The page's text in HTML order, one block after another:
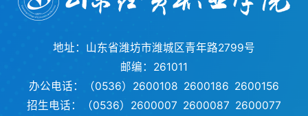
地址：山东省潍坊市潍城区青年路2799号
邮编：261011
办公电话：（0536）2600108 2600186 2600156
招生电话：（0536）2600007 2600087 2600077